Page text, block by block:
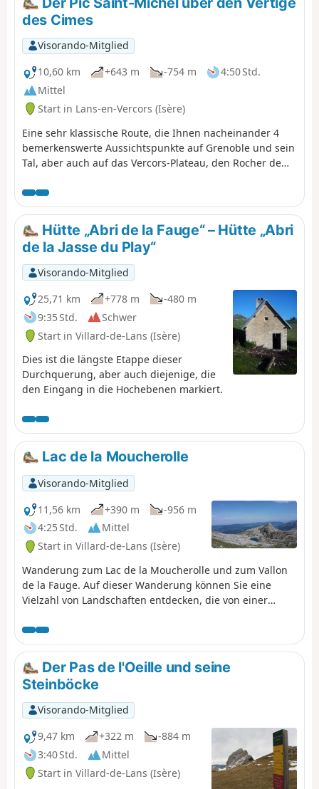
des Cimes
Visorando-Mitglied
10,60 km
+643 m -754 m
4:50 Std.
Mittel
Start in Lans-en-Vercors (Isère)
Eine sehr klassische Route, die Ihnen nacheinander 4
bemerkenswerte Aussichtspunkte auf Grenoble und sein
Tal, aber auch auf das Vercors-Plateau, den Rocher de
man mindestens einmal machen, wenn man in der
Gegend ist. Ideal ist es, mit zwei Fahrzeugen auf dem
Aufstieg hinaufzugehen und eines am Ziel, dem
Parkplatz „Les Barnets“, zwei Serpentinen unterhalb des
Startpunkts an der Station Lans en Vercors, stehen zu
lassen.
Hütte „Abri de la Fauge“ – Hütte „Abri
de la Jasse du Play“
Visorando-Mitglied
25,71 km
+778 m
-480 m
9:35 Std.
Schwer
Start in Villard-de-Lans (Isère)
Dies ist die längste Etappe dieser
Durchquerung, aber auch diejenige, die
den Eingang in die Hochebenen markiert.
Lac de la Moucherolle
Visorando-Mitglied
11,56 km
+390 m
-956 m
4:25 Std.
Mittel
Start in Villard-de-Lans (Isère)
Wanderung zum Lac de la Moucherolle und zum Vallon
de la Fauge. Auf dieser Wanderung können Sie eine
Vielzahl von Landschaften entdecken, die von einer
schönen Ausblicken auf den gesamten nördlichen
Vercors reichen.
Der Pas de l'Oeille und seine
Steinböcke
Visorando-Mitglied
9,47 km
+322 m
-884 m
3:40 Std.
Mittel
Start in Villard-de-Lans (Isère)